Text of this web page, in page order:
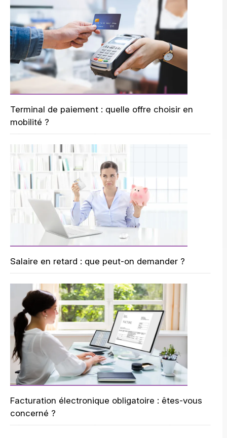
Terminal de paiement : quelle offre choisir en
mobilité ?
Salaire en retard : que peut-on demander ?
Facturation électronique obligatoire : êtes-vous
concerné ?